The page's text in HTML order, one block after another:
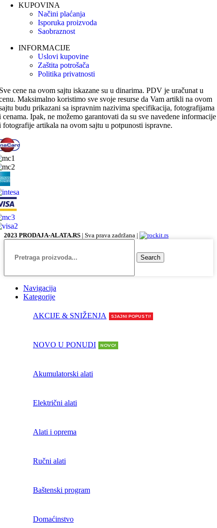
KUPOVINA
Načini plaćanja
Isporuka proizvoda
Saobraznost
INFORMACIJE
Uslovi kupovine
Zaštita potrošača
Politika privatnosti
cene na ovom sajtu iskazane su u dinarima. PDV je uračunat u
Maksimalno koristimo sve svoje resurse da Vam artikli na ovom
budu prikazani sa ispravnim nazivima specifikacija, fotografijama
cenama. Ipak, ne možemo garantovati da su sve navedene informacije
fotografije artikala na ovom sajtu u potpunosti ispravne.
2023 PRODAJA-ALATA.RS | Sva prava zadržana |
Search
Navigacija
Kategorije
AKCIJE & SNIŽENJA SJAJNI POPUSTI!
NOVO U PONUDI NOVO!
Akumulatorski alati
Električni alati
Alati i oprema
Ručni alati
Baštenski program
Domaćinstvo